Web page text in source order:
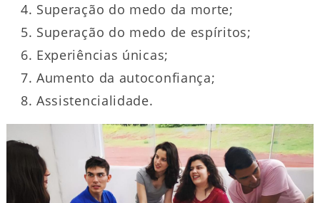
Superação do medo da morte;
Superação do medo de espíritos;
Experiências únicas;
Aumento da autoconfiança;
Assistencialidade.